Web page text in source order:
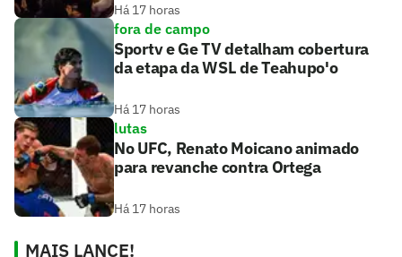
Há 17 horas
fora de campo
Sportv e Ge TV detalham cobertura
da etapa da WSL de Teahupo'o
Há 17 horas
lutas
No UFC, Renato Moicano animado
para revanche contra Ortega
Há 17 horas
MAIS LANCE!